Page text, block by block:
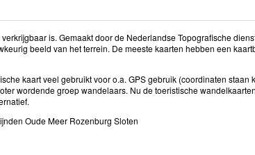
is. Gemaakt door de Nederlandse Topografische
beeld van het terrein. De meeste kaarten hebben een
kaart veel gebruikt voor o.a. GPS gebruik (coordinaten
wordende groep wandelaars. Nu de toeristische
Oude Meer Rozenburg Sloten